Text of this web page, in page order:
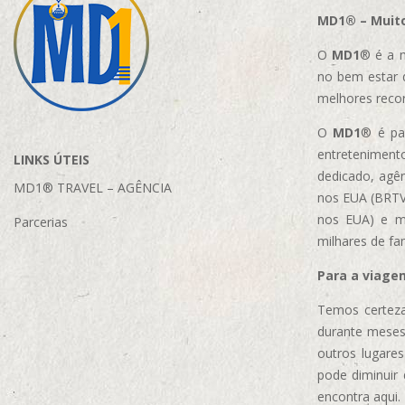
LINKS ÚTEIS
MD1® TRAVEL – AGÊNCIA
Parcerias
MD1® –
O MD1® é a
no bem estar
melhores
O MD1® é
dedicado,
nos EUA
nos EUA) e
milhares de
Para a
Temos
durante
outros
pode diminuir
encontra aqui.